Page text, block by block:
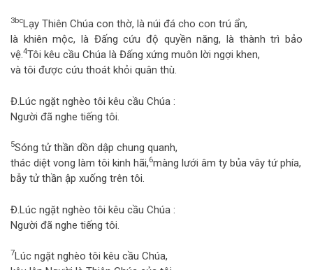
3bcLạy Thiên Chúa con thờ, là núi đá cho con trú ẩn,
là khiên mộc, là Đấng cứu độ quyền năng, là thành trì bảo
vệ.4Tôi kêu cầu Chúa là Đấng xứng muôn lời ngợi khen,
và tôi được cứu thoát khỏi quân thù.
Đ.Lúc ngặt nghèo tôi kêu cầu Chúa :
Người đã nghe tiếng tôi.
5Sóng tử thần dồn dập chung quanh,
thác diệt vong làm tôi kinh hãi,6màng lưới âm ty bủa vây tứ phía,
bẫy tử thần ập xuống trên tôi.
Đ.Lúc ngặt nghèo tôi kêu cầu Chúa :
Người đã nghe tiếng tôi.
7Lúc ngặt nghèo tôi kêu cầu Chúa,